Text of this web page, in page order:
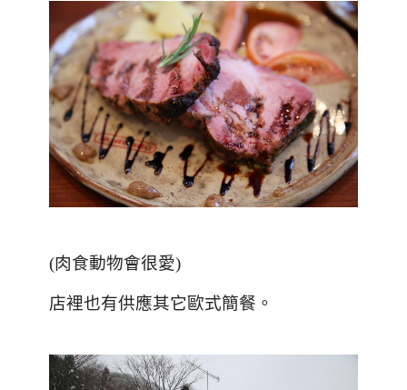
(肉食動物會很愛)
店裡也有供應其它歐式簡餐。